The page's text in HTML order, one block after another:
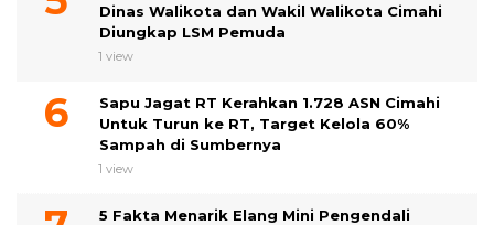
Dinas Walikota dan Wakil Walikota Cimahi
Diungkap LSM Pemuda
1 view
Sapu Jagat RT Kerahkan 1.728 ASN Cimahi
Untuk Turun ke RT, Target Kelola 60%
Sampah di Sumbernya
1 view
5 Fakta Menarik Elang Mini Pengendali